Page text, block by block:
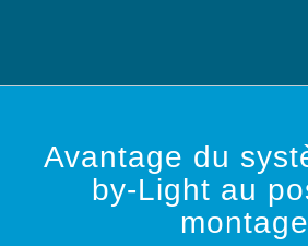
Avantage du
by-Light au
montage